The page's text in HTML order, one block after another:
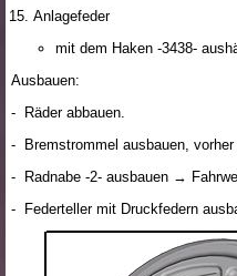
Anlagefeder
mit dem Haken -3438-
Ausbauen:
- Räder abbauen.
- Bremstrommel ausbauen,
- Radnabe -2- ausbauen →
- Federteller mit Druckfedern